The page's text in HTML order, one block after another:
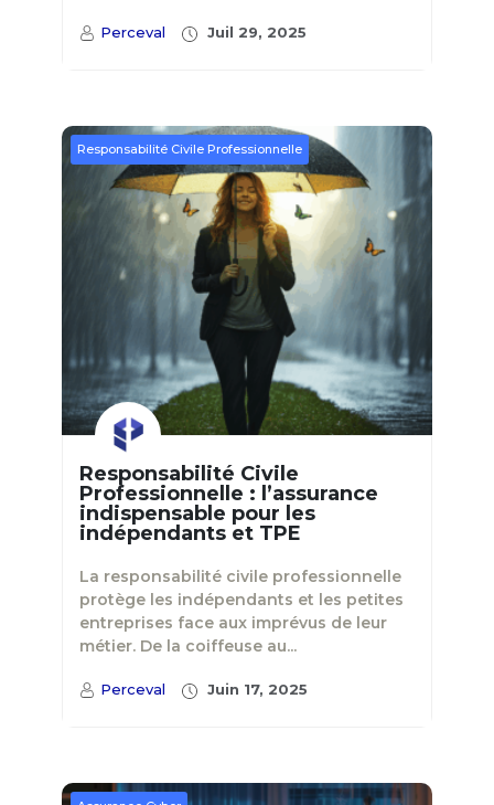
Perceval Juil 29, 2025
Responsabilité Civile Professionnelle
Responsabilité Civile
Professionnelle : l’assurance
indispensable pour les
indépendants et TPE
La responsabilité civile professionnelle
protège les indépendants et les petites
entreprises face aux imprévus de leur
métier. De la coiffeuse au...
Perceval Juin 17, 2025